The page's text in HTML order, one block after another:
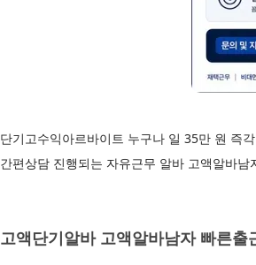
단기고수익아르바이트 누구나 일 35만 원 즉
간편상담 진행되는 자유근무 알바 고액알바
고액단기알바 고액알바남자 빠른출